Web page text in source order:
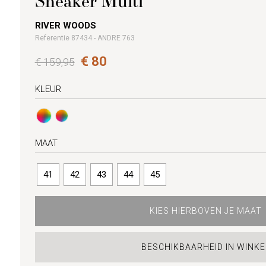
RIVER WOODS
Referentie 87434 - ANDRE 763
€ 159,95 € 80
KLEUR
MAAT
41 42 43 44 45
KIES HIERBOVEN JE MAAT
BESCHIKBAARHEID IN